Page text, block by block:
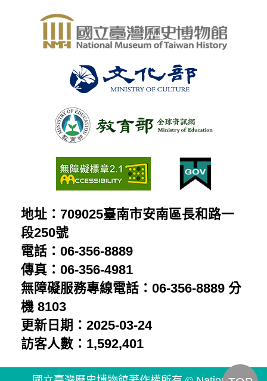
原
住
控
制
人
胡
鑫
麟
留
給
兒
子
的
星
象
片
嚴
受
控
制
的
普
通
人
民：
陳
澄
波
受
常
設
影
片
地址：709025臺南市安南區長和路一
段250號
電話：06-356-8889
傳真：06-356-4981
無障礙服務專線電話：06-356-8889 分
機 8103
更新日期：2025-03-24
訪客人數：1,592,401